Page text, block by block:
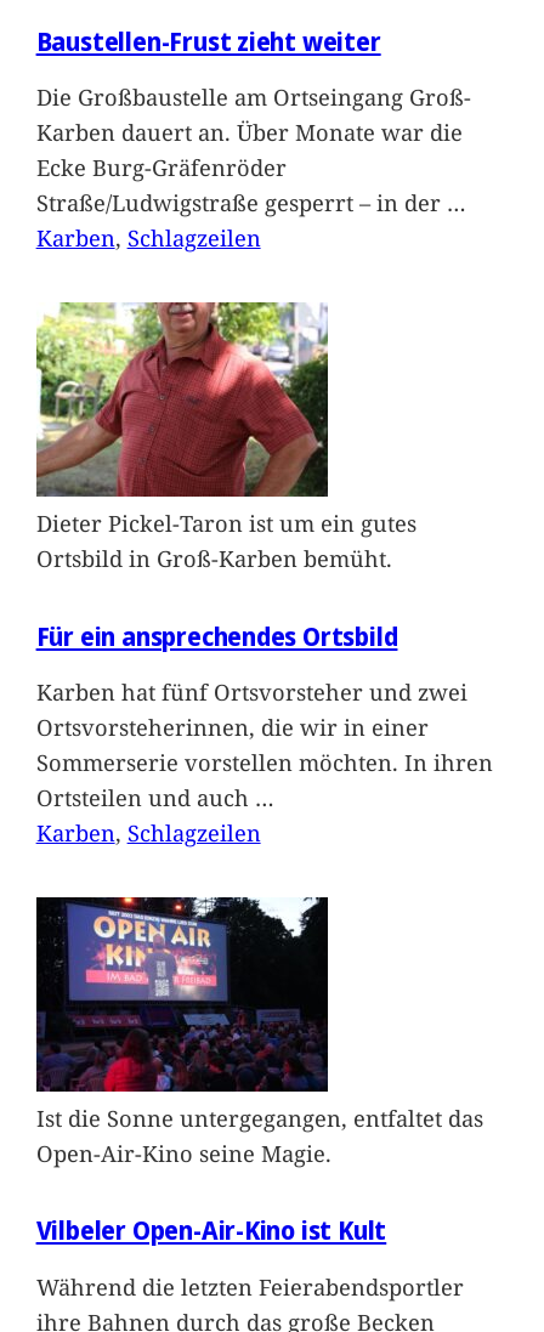
Baustellen-Frust zieht weiter
Die Großbaustelle am Ortseingang Groß-
Karben dauert an. Über Monate war die
Ecke Burg-Gräfenröder
Straße/Ludwigstraße gesperrt – in der …
Karben, Schlagzeilen
Dieter Pickel-Taron ist um ein gutes
Ortsbild in Groß-Karben bemüht.
Für ein ansprechendes Ortsbild
Karben hat fünf Ortsvorsteher und zwei
Ortsvorsteherinnen, die wir in einer
Sommerserie vorstellen möchten. In ihren
Ortsteilen und auch …
Karben, Schlagzeilen
Ist die Sonne untergegangen, entfaltet das
Open-Air-Kino seine Magie.
Vilbeler Open-Air-Kino ist Kult
Während die letzten Feierabendsportler
ihre Bahnen durch das große Becken